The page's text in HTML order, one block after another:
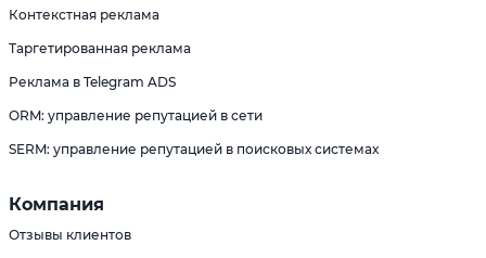
Контекстная реклама
Таргетированная реклама
Реклама в Telegram ADS
ORM: управление репутацией в сети
SERM: управление репутацией в поисковых системах
Компания
Отзывы клиентов